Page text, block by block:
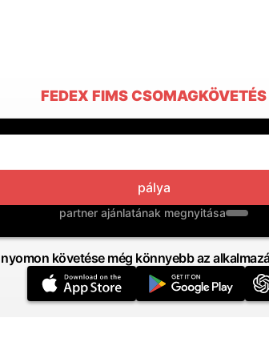
FEDEX FIMS CSOMAGKÖVETÉS
pálya
partner ajánlatának megnyitása
követése még könnyebb az